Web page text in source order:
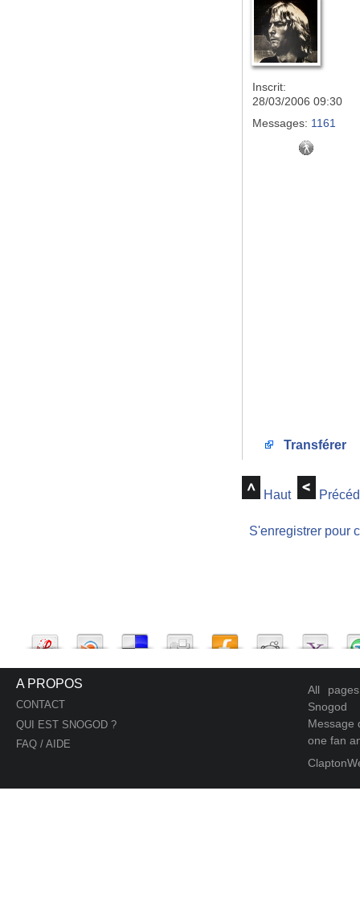
Inscrit:
28/03/2006 09:30
Messages: 1161
Transférer
Haut
S'enregistrer pour
A PROPOS
CONTACT
QUI EST SNOGOD ?
FAQ / AIDE
All
Snogod
Message
one fan